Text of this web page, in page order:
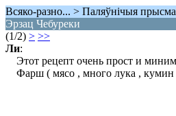
Всяко-разно... > Паляўнiчыя
Эрзац Чебуреки
(1/2) > >>
Ли:
Этот рецепт очень прост и
Фарш ( мясо , много лука , кумин